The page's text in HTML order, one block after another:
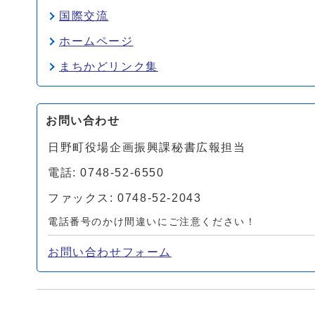
国際交流
ホームページ
まちかどリンク集
お問い合わせ
日野町役場企画振興課秘書広報担当
電話: 0748-52-6550
ファックス: 0748-52-2043
電話番号のかけ間違いにご注意ください！
お問い合わせフォーム